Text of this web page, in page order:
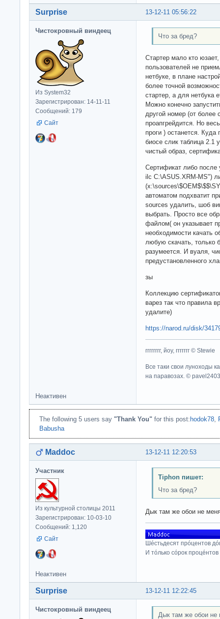
13-12-11 05:56:22
Surprise
Чистокровный виндеец
Из System32
Зарегистрирован: 14-11-11
Сообщений: 179
Сайт
Что за бред?
Стартер мало кто
пользователей не
нетбуке, в плане
более точной
стартер, а для нетбука
Можно конечно
другой номер (от более
проапгрейдится. Но
проги ) останется. Куда
биосе слик таблица 2.1
чистый образ,
Сертификат либо после
ilc C:\ASUS.XRM-MS")
автоматом подхватит
sources удалить, шоб
выбрать. Просто все
файлом( он указывает
необходимости качать
любую скачать, только
разумеется. И вуаля,
предустановленного
зы
Коллекцию
варез так что правила
удалите)
https://narod.ru/disk/
гггггггг, йоу, ггггггг © Stewie
Все таки свои луноходы
на паравозах. © pavel2403
Неактивен
The following 5 users say "Thank You" for this post: hodok78
Babusha
13-12-11 12:20:53
Maddoc
Участник
Из культурной столицы 2011
Зарегистрирован: 10-03-10
Сообщений: 1,120
Сайт
Tiphon пишет:
Что за бред?
Дык там же обои не
Шéстьдесят прóцентов
И тóлько сóрок
Неактивен
13-12-11 12:22:45
Surprise
Чистокровный виндеец
Дык там же обои не